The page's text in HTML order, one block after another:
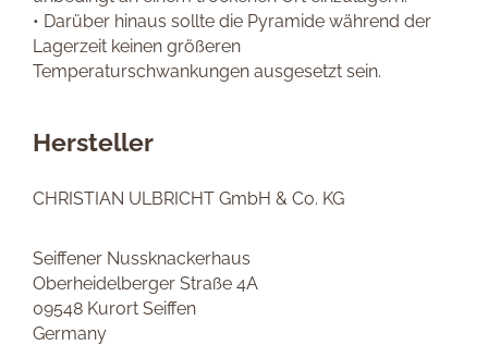
• Darüber hinaus sollte die Pyramide während der
Lagerzeit keinen größeren
Temperaturschwankungen ausgesetzt sein.
Hersteller
CHRISTIAN ULBRICHT GmbH & Co. KG
Seiffener Nussknackerhaus
Oberheidelberger Straße 4A
09548 Kurort Seiffen
Germany